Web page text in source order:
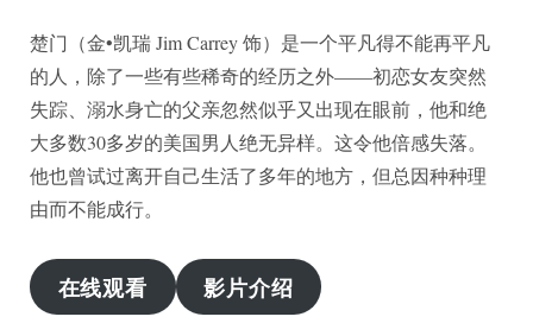
楚门（金•凯瑞 Jim Carrey 饰）是一个平凡得不能再平凡
的人，除了一些有些稀奇的经历之外——初恋女友突然
失踪、溺水身亡的父亲忽然似乎又出现在眼前，他和绝
大多数30多岁的美国男人绝无异样。这令他倍感失落。
他也曾试过离开自己生活了多年的地方，但总因种种理
由而不能成行。
在线观看 影片介绍